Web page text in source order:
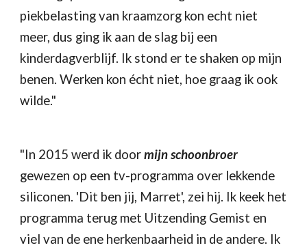
piekbelasting van kraamzorg kon echt niet
meer, dus ging ik aan de slag bij een
kinderdagverblijf. Ik stond er te shaken op mijn
benen. Werken kon écht niet, hoe graag ik ook
wilde."
"In 2015 werd ik door mijn schoonbroer
gewezen op een tv-programma over lekkende
siliconen. 'Dit ben jij, Marret', zei hij. Ik keek het
programma terug met Uitzending Gemist en
viel van de ene herkenbaarheid in de andere. Ik